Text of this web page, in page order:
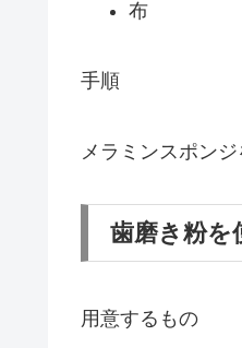
布
手順
メラミンスポン
歯磨き粉を
用意するもの